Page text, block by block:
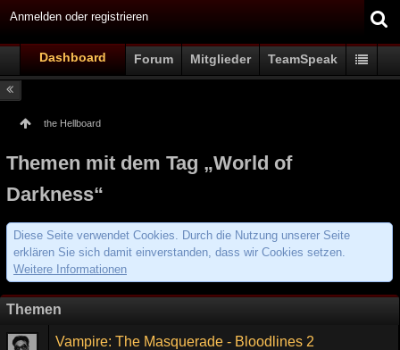
Anmelden oder registrieren
Dashboard Forum Mitglieder TeamSpeak
the Hellboard
Themen mit dem Tag „World of
Darkness“
Diese Seite verwendet Cookies. Durch die Nutzung unserer Seite
erklären Sie sich damit einverstanden, dass wir Cookies setzen.
Weitere Informationen
Themen
Vampire: The Masquerade - Bloodlines 2